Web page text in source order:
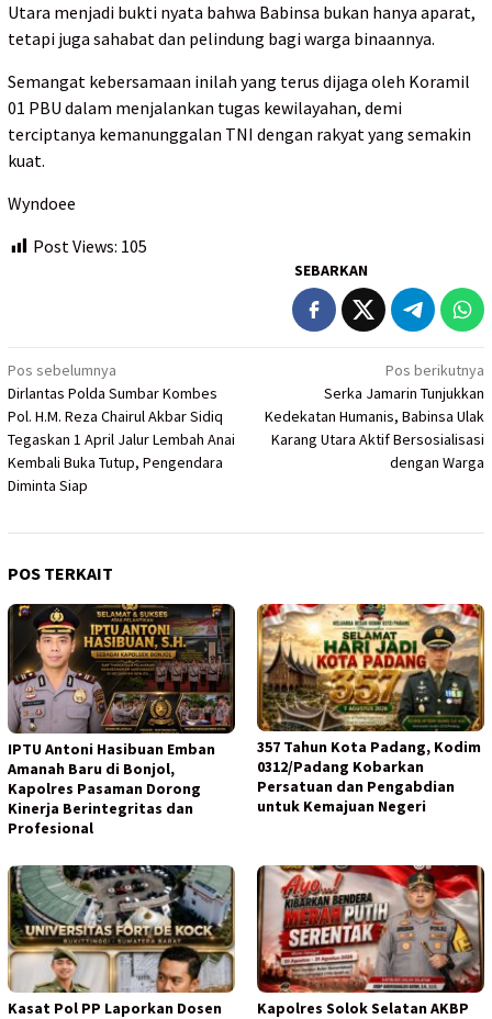
Utara menjadi bukti nyata bahwa Babinsa bukan hanya aparat,
tetapi juga sahabat dan pelindung bagi warga binaannya.
Semangat kebersamaan inilah yang terus dijaga oleh Koramil
01 PBU dalam menjalankan tugas kewilayahan, demi
terciptanya kemanunggalan TNI dengan rakyat yang semakin
kuat.
Wyndoee
Post Views: 105
SEBARKAN
Navigasi
pos
Pos sebelumnya
Dirlantas Polda Sumbar Kombes
Pol. H.M. Reza Chairul Akbar Sidiq
Tegaskan 1 April Jalur Lembah Anai
Kembali Buka Tutup, Pengendara
Diminta Siap
Pos berikutnya
Serka Jamarin Tunjukkan
Kedekatan Humanis, Babinsa Ulak
Karang Utara Aktif Bersosialisasi
dengan Warga
POS TERKAIT
IPTU Antoni Hasibuan Emban
Amanah Baru di Bonjol,
Kapolres Pasaman Dorong
Kinerja Berintegritas dan
Profesional
357 Tahun Kota Padang, Kodim
0312/Padang Kobarkan
Persatuan dan Pengabdian
untuk Kemajuan Negeri
Kasat Pol PP Laporkan Dosen
Kapolres Solok Selatan AKBP